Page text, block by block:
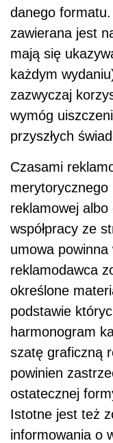
danego
zawierana jest
mają się
każdym
zazwyczaj
wymóg
przyszłych
Czasami
merytorycznego
reklamowej
współpracy ze
umowa
reklamodawca
określone
podstawie
harmonogram
szatę graficzną
powinien
ostatecznej
Istotne jest też
informowania o